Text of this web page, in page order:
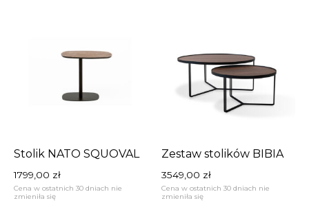
Stolik NATO SQUOVAL
1799,00 zł
Cena w ostatnich 30 dniach nie
zmieniła się
Zestaw stolików BIBIA
3549,00 zł
Cena w ostatnich 30 dniach nie
zmieniła się